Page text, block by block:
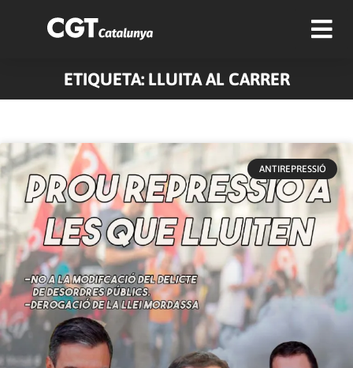
ETIQUETA: LLUITA AL CARRER
ANTIREPRESSIÓ